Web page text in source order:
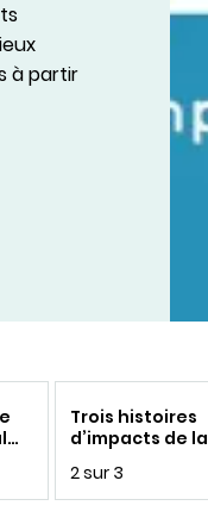
à partir
Trois histoires
d’impacts de la
2 sur 3